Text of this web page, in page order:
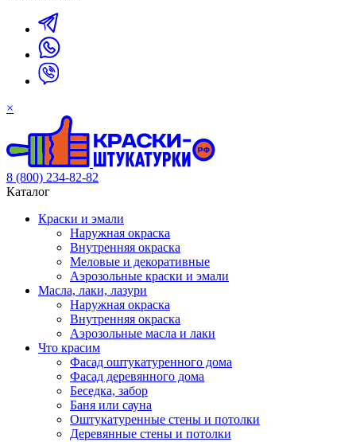
×
8 (800) 234-82-82
Каталог
Краски и эмали
Наружная окраска
Внутренняя окраска
Меловые и декоративные
Аэрозольные краски и эмали
Масла, лаки, лазури
Наружная окраска
Внутренняя окраска
Аэрозольные масла и лаки
Что красим
Фасад оштукатуренного дома
Фасад деревянного дома
Беседка, забор
Баня или сауна
Оштукатуренные стены и потолки
Деревянные стены и потолки